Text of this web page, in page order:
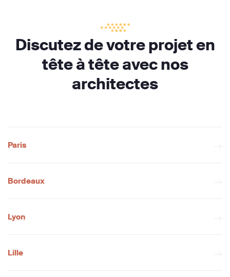
Discutez de votre projet en
tête à tête avec nos
architectes
Paris
Bordeaux
Lyon
Lille